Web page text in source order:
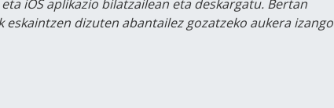
iOS aplikazio bilatzailean eta deskargatu. Bertan
dizuten abantailez gozatzeko aukera izango